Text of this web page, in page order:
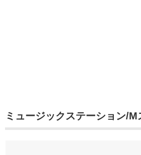
ミュージックステーション/